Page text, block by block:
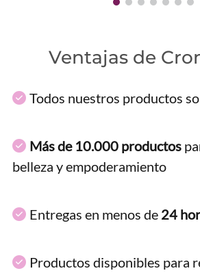
Ventajas de
Todos nuestros productos
Más de 10.000 productos
belleza y empoderamiento
Entregas en menos de 24
Productos disponibles para